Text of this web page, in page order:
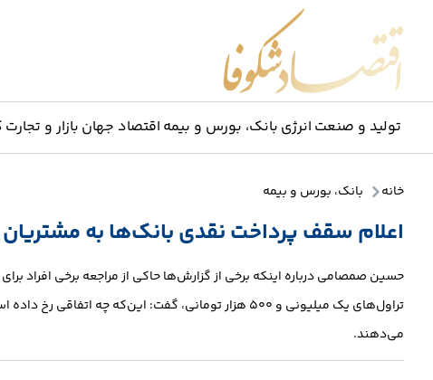
تولید و صنعت انرژی بانک، بورس و بیمه اقتصاد جهان بازار و تجارت
خانه بانک، بورس و بیمه
اعلام سقف پرداخت نقدی بانک‌ها به مشتریان
حسین صمصامی درباره اینکه برخی از گزارش‌ها حاکی از مراجعه برخی افراد
تراول‌های یک میلیونی و ۵۰۰ هزار تومانی، گفت: این‌‌که
می‌دهند.